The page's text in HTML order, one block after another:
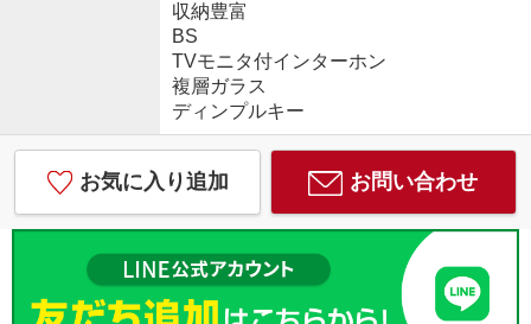
収納豊富
BS
TVモニタ付インターホン
複層ガラス
ディンプルキー
お気に入り追加 お問い合わせ